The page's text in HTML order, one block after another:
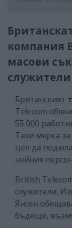
компания
масови
служители
Британският
Telecom
55 000
Тази мярка
цел да
нейния
British
служители.
Янсен
бъдеще,